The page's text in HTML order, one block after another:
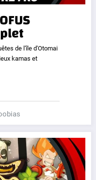
de l'île d'Otomai
kamas et